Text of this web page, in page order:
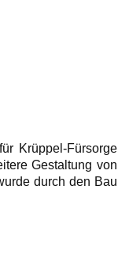
Krüppel-Fürsorge
Gestaltung von
durch den Bau